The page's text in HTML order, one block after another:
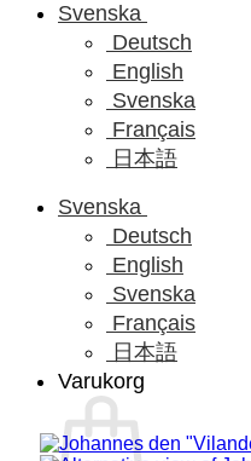
Svenska
Deutsch
English
Svenska
Français
日本語
Svenska
Deutsch
English
Svenska
Français
日本語
Varukorg